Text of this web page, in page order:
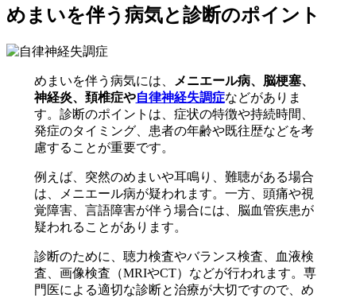
めまいを伴う病気と診断のポイント
めまいを伴う病気には、
メニエール病、脳梗塞、
神経炎、頚椎症や自律神経失調症などがありま
す。診断のポイントは、症状の特徴や持続時間、
発症のタイミング、患者の年齢や既往歴などを考
慮することが重要です。
例えば、突然のめまいや耳鳴り、難聴がある場合
は、メニエール病が疑われます。一方、頭痛や視
覚障害、言語障害が伴う場合には、脳血管疾患が
疑われることがあります。
診断のために、聴力検査やバランス検査、血液検
査、画像検査（MRIやCT）などが行われます。専
門医による適切な診断と治療が大切ですので、め